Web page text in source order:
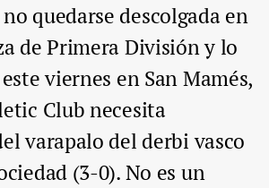
quedarse descolgada en
de Primera División y lo
viernes en San Mamés,
Club necesita
varapalo del derbi vasco
(3-0). No es un